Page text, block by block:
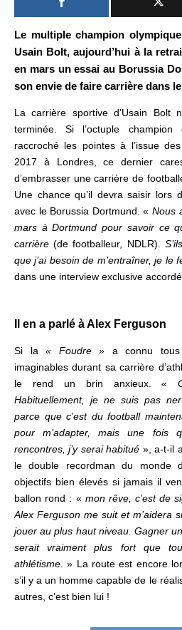
Le multiple champion
Usain Bolt, aujourd’hui à la
en mars un essai au Borussia
son envie de faire carrière dans
La carrière sportive d’Usain Bolt
terminée. Si l’octuple champion
raccroché les pointes à l’issue
2017 à Londres, ce dernier
d’embrasser une carrière de
Une chance qu’il devra saisir lors
avec le Borussia Dortmund. « Nous
mars à Dortmund pour savoir ce
carrière (de footballeur, NDLR).
que j’ai besoin de m’entraîner, je le
dans une interview exclusive
Il en a parlé à Alex Ferguson
Si la« Foudre » a connu
imaginables durant sa carrière
le rend un brin anxieux. «
Habituellement, je ne suis pas
parce que c’est du football
pour m’adapter, mais une fois
rencontres, j’y serai habitué », a-t-il
le double recordman du
objectifs bien élevés si jamais il
ballon rond : « mon rêve, c’est de
Alex Ferguson me suit et m’aidera
jouer au plus haut niveau. Gagner
serait vraiment plus fort que
athlétisme.» La route est encore
s’il y a un homme capable de le
autres, c’est bien lui !